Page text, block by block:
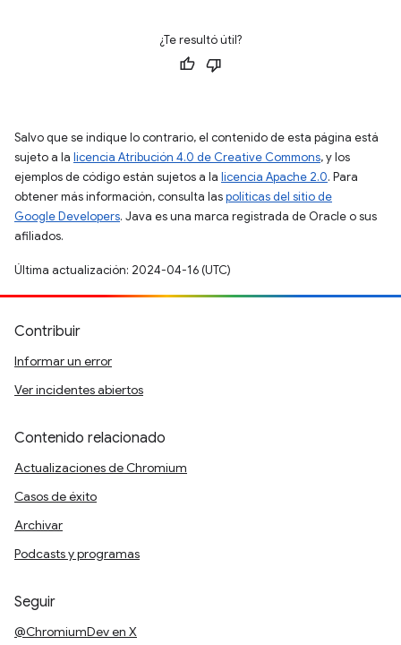
¿Te resultó útil?
Salvo que se indique lo contrario, el contenido de esta página está
sujeto a la licencia Atribución 4.0 de Creative Commons, y los
ejemplos de código están sujetos a la licencia Apache 2.0. Para
obtener más información, consulta laspolíticas del sitio de
Google Developers. Java es una marca registrada de Oracle o sus
afiliados.
Última actualización: 2024-04-16 (UTC)
Contribuir
Informar un error
Ver incidentes abiertos
Contenido relacionado
Actualizaciones de Chromium
Casos de éxito
Archivar
Podcasts y programas
Seguir
@ChromiumDev en X